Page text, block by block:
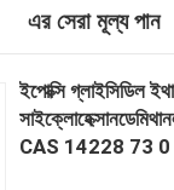
এর সেরা মূল্য পান
ইপোক্সি গ্লাইসিডিল
CAS 14228 73 0